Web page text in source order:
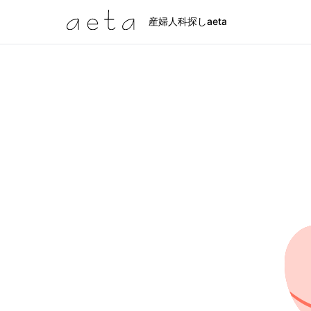
産婦人科探しaeta